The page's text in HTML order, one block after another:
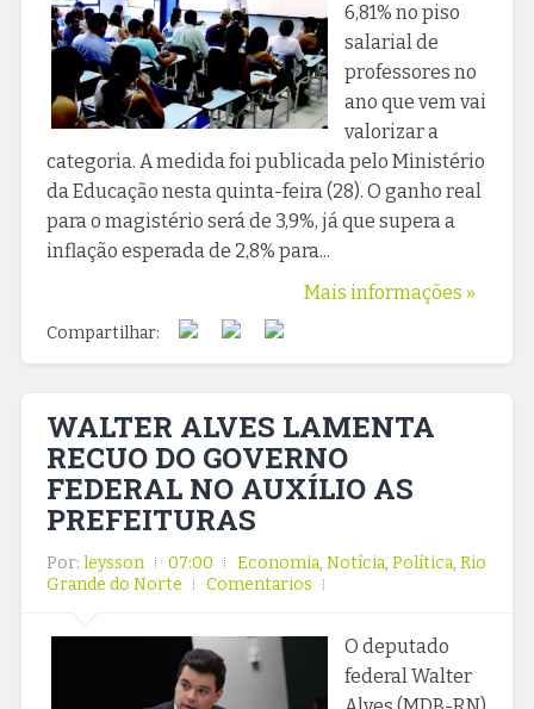
6,81% no piso
salarial de
professores no
ano que vem vai
valorizar a
categoria. A medida foi publicada pelo Ministério
da Educação nesta quinta-feira (28). O ganho real
para o magistério será de 3,9%, já que supera a
inflação esperada de 2,8% para...
Mais informações »
Compartilhar:
WALTER ALVES LAMENTA
RECUO DO GOVERNO
FEDERAL NO AUXÍLIO AS
PREFEITURAS
Por: leysson 07:00 Economia, Notícia, Política, Rio
Grande do Norte
Comentarios
O deputado
federal Walter